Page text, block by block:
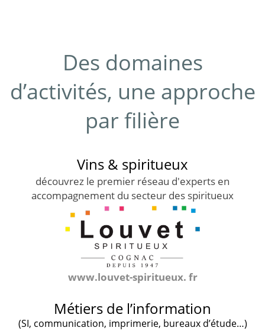
Des domaines
d’activités, une approche
par filière
Vins & spiritueux
découvrez le premier réseau d'experts en
accompagnement du secteur des spiritueux
www.louvet-spiritueux. fr
Métiers de l’information
(SI, communication, imprimerie, bureaux d’étude…)